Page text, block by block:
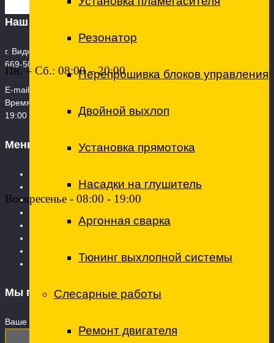
Пн. – Сб.: 08:00 – 20:00
Воскресенье - 08:00 - 19:00
Резонатор
Перепрошивка блоков управления
Двойной выхлоп
Установка прямотока
Насадки на глушитель
Аргонная сварка
Тюнинг выхлопной системы
Слесарные работы
Ремонт двигателя
Наш адрес
г. Видное, ул. 8-я Линия, дом 13А, корпус 1 Телефон: +7 (495)
669-50-85
E-mail:
Время работы: Пн. – Сб.: 08:00 – 21:00 Воскресенье - 09:00 -
19:00
Меню
Технический центр
Вопросы и ответы
Мы перезвоним
Ваше имя